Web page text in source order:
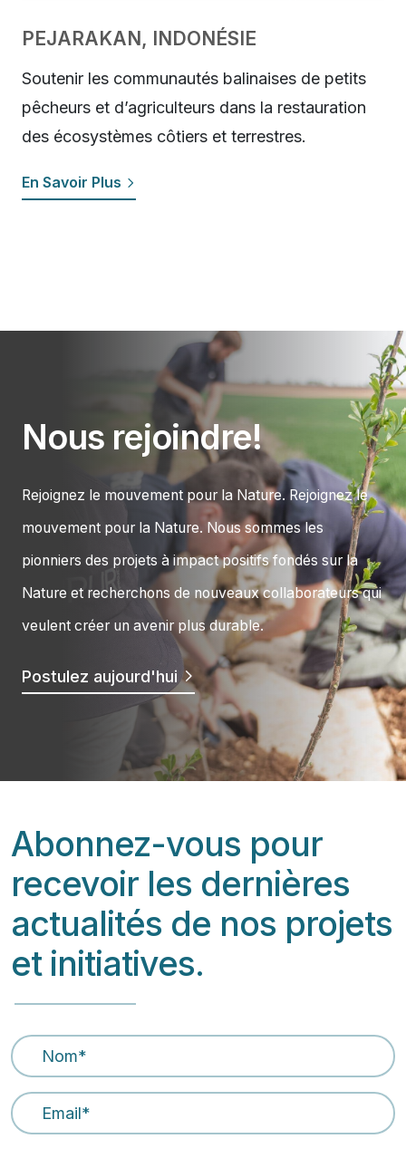
PEJARAKAN, INDONÉSIE
Soutenir les communautés balinaises de petits
pêcheurs et d’agriculteurs dans la restauration
des écosystèmes côtiers et terrestres.
En Savoir Plus
Nous rejoindre!
Rejoignez le mouvement pour la Nature. Rejoignez le
mouvement pour la Nature. Nous sommes les
pionniers des projets à impact positifs fondés sur la
Nature et recherchons de nouveaux collaborateurs qui
veulent créer un avenir plus durable.
Postulez aujourd'hui
Abonnez-vous pour
recevoir les dernières
actualités de nos projets
et initiatives.
Nom *
Email Address